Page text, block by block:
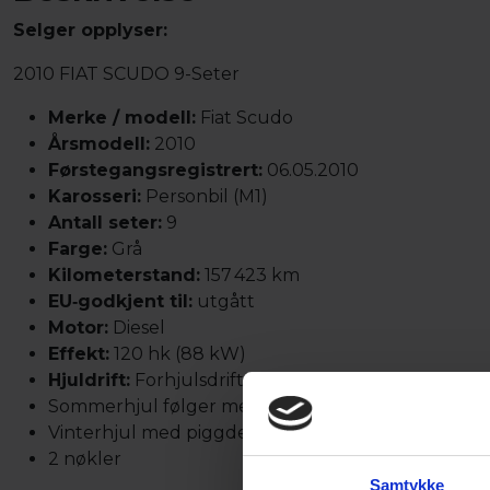
Samtykke
Selger opplyser:
2010 FIAT SCUDO 9-Seter
Merke / modell: Fiat Scudo
Årsmodell: 2010
Førstegangsregistrert: 06.05.2010
Karosseri: Personbil (M1)
Antall seter: 9
Farge: Grå
Kilometerstand: 157 423 km
EU‑godkjent til: utgått
Motor: Diesel
Effekt: 120 hk (88 kW)
Hjuldrift: Forhjulsdrift
Sommerhjul følger med
Vinterhjul med piggdekk følger med
2 nøkler